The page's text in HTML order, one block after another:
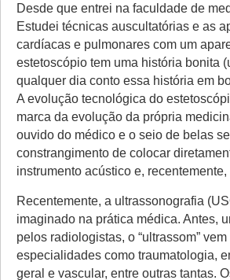
Desde que entrei na faculdade de
Estudei técnicas auscultatórias e as
cardíacas e pulmonares com um
estetoscópio tem uma história bonita
qualquer dia conto essa história em
A evolução tecnológica do
marca da evolução da própria
ouvido do médico e o seio de belas
constrangimento de colocar
instrumento acústico e,
Recentemente, a ultrassonografia
imaginado na prática médica. Antes,
pelos radiologistas, o “ultrassom”
especialidades como traumatologia,
geral e vascular, entre outras tantas.